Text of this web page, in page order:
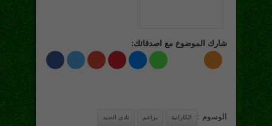
شارك الموضوع مع اصدقائك:
الوسوم : الكاراتية براعم نادى الصيد